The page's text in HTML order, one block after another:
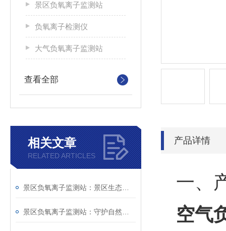
景区负氧离子监测站
负氧离子检测仪
大气负氧离子监测站
查看全部
相关文章
RELATED ARTICLES
产品详情
一、
空气